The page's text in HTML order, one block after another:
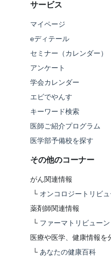
サービス
マイページ
eディテール
セミナー（カレンダー）
アンケート
学会カレンダー
エビでやんす
キーワード検索
医師ご紹介プログラム
医学部予備校を探す
その他のコーナー
がん関連情報
└ オンコロジートリビ
薬剤師関連情報
└ ファーマトリビューン
医療や医学、健康情報を
└ あなたの健康百科